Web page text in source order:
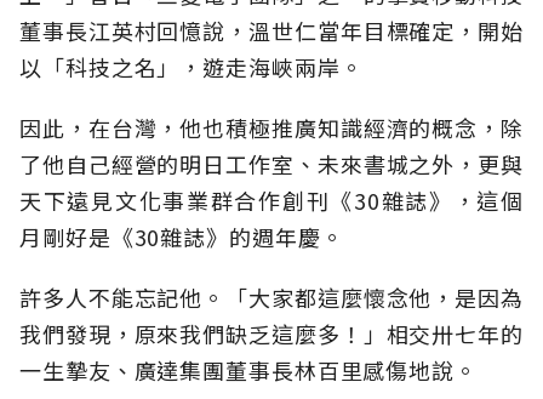
董事長江英村回憶說，溫世仁當年目標確定，開始
以「科技之名」，遊走海峽兩岸。
因此，在台灣，他也積極推廣知識經濟的概念，除
了他自己經營的明日工作室、未來書城之外，更與
天下遠見文化事業群合作創刊《30雜誌》，這個
月剛好是《30雜誌》的週年慶。
許多人不能忘記他。「大家都這麼懷念他，是因為
我們發現，原來我們缺乏這麼多！」相交卅七年的
一生摯友、廣達集團董事長林百里感傷地說。